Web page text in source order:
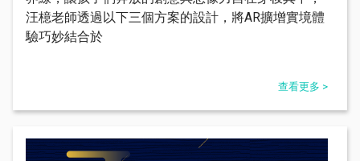
汪檍老師透過以下三個方案的設計，將AR擴增實境體
驗巧妙結合於
查看更多 >